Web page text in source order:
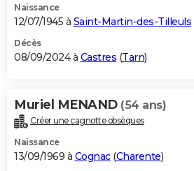
Naissance
12/07/1945 à Saint-Martin-des-Tilleuls
Décès
08/09/2024 à Castres (Tarn)
Muriel MENAND (54 ans)
Créer une cagnotte obsèques
Naissance
13/09/1969 à Cognac(Charente)